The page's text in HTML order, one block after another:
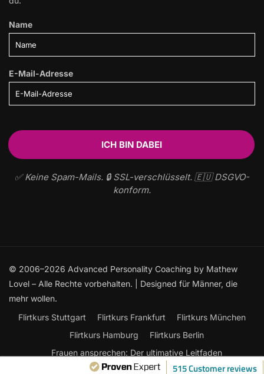
Name
E-Mail-Adresse
✅ Keine Spam-Mails. 🔒 SSL-verschlüsselt. 🇪🇺 DSGVO-
konform.
515 Customer reviews
© 2006–2026 Advanced Personality Coaching by Mathew
Lovel – Alle Rechte vorbehalten. | Designed für Männer, die
mehr wollen.
Flirtkurs Stuttgart
Flirtkurs Frankfurt
Flirtkurs München
Flirtkurs Hamburg
Flirtkurs Berlin
Frauen ansprechen: Der ultimative Leitfaden
Flirtkurse Online
Flirten lernen Kontakt